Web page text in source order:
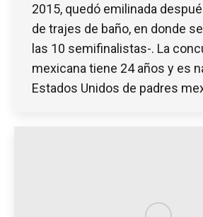
2015, quedó emilinada
de trajes de baño, en donde
las 10 semifinalistas-. La
mexicana tiene 24 años y es
Estados Unidos de padres